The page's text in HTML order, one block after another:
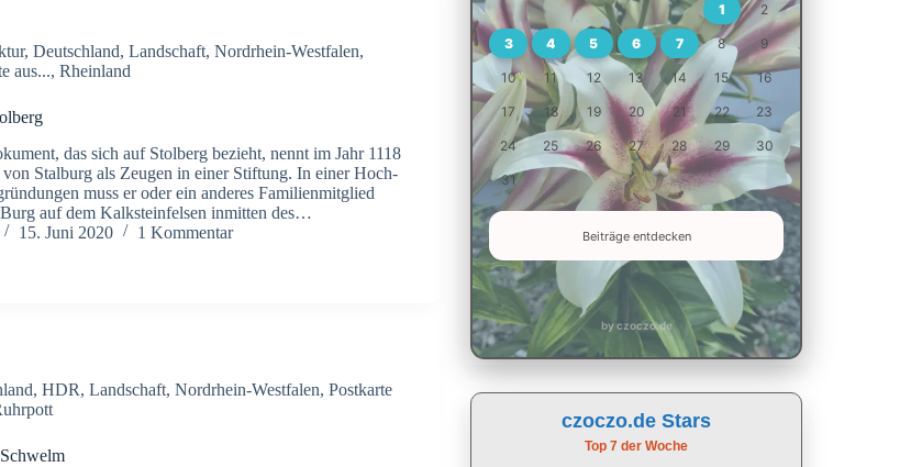
,Deutschland,Landschaft,Nordrhein-Westfalen,
aus...,Rheinland
das sich auf Stolberg bezieht, nennt im Jahr 1118
Stalburg als Zeugen in einer Stiftung. In einer Hoch-
muss er oder ein anderes Familienmitglied
auf dem Kalksteinfelsen inmitten des…
15. Juni 2020 1 Kommentar
,HDR,Landschaft,Nordrhein-Westfalen,Postkarte
1 2
3 4 5 6 7 8 9
10 11 12 13 14 15 16
17 18 19 20 21 22 23
24 25 26 27 28 29 30
31
Beiträge entdecken
by czoczo.de
czoczo.de Stars
Top 7 der Woche